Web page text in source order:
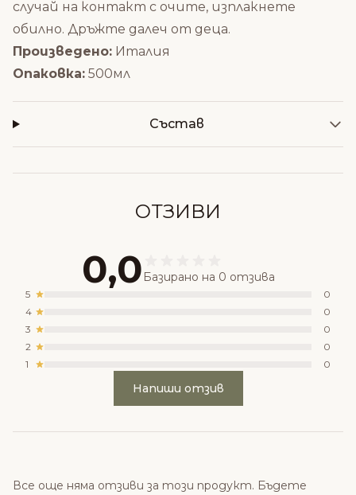
случай на контакт с очите, изплакнете
обилно. Дръжте далеч от деца.
Произведено: Италия
Опаковка: 500мл
Състав
ОТЗИВИ
0,0 Базирано на 0 отзива
5
0
4
0
3
0
2
0
1
0
Напиши отзив
Все още няма отзиви за този продукт. Бъдете